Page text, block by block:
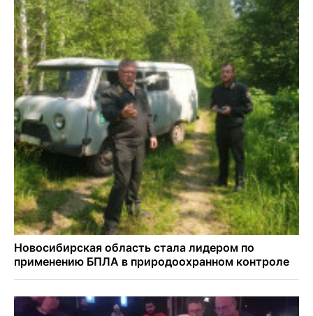
В Новосибирске «Лада» сбила восьмиклассника на
велосипеде